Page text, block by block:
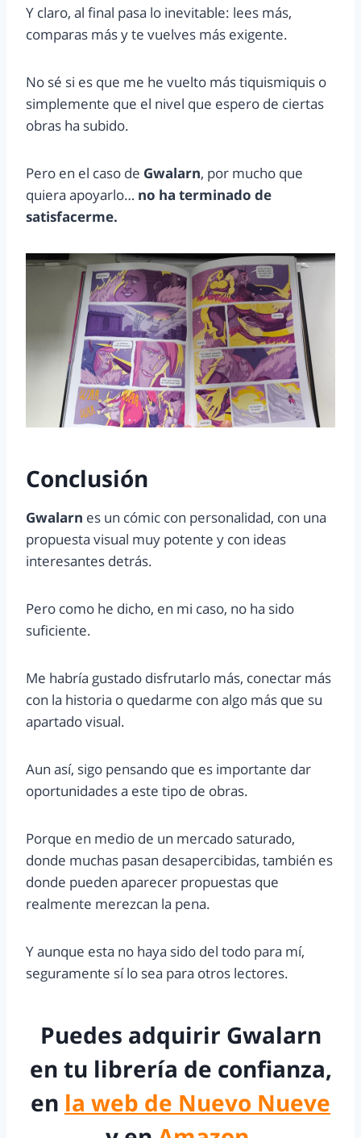
Y claro, al final pasa lo inevitable: lees más,
comparas más y te vuelves más exigente.
No sé si es que me he vuelto más tiquismiquis o
simplemente que el nivel que espero de ciertas
obras ha subido.
Pero en el caso de Gwalarn, por mucho que
quiera apoyarlo… no ha terminado de
satisfacerme.
Conclusión
Gwalarn es un cómic con personalidad, con una
propuesta visual muy potente y con ideas
interesantes detrás.
Pero como he dicho, en mi caso, no ha sido
suficiente.
Me habría gustado disfrutarlo más, conectar más
con la historia o quedarme con algo más que su
apartado visual.
Aun así, sigo pensando que es importante dar
oportunidades a este tipo de obras.
Porque en medio de un mercado saturado,
donde muchas pasan desapercibidas, también es
donde pueden aparecer propuestas que
realmente merezcan la pena.
Y aunque esta no haya sido del todo para mí,
seguramente sí lo sea para otros lectores.
Puedes adquirir Gwalarn
en tu librería de confianza,
en la web de Nuevo Nueve